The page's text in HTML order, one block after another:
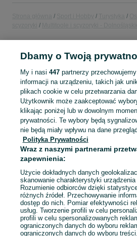
POLSKA » DOLNOŚLĄSKIE » OLEŚNICA
KATEGORIA
Mapa kategorii
Mapa miejscowości
Mapa ministron
Popularne wyszukiwania
Dbamy o Twoją
My i nasi 447partnerzy
informacji na urządzeniu, takich jak
plikach cookie w celu przetwarzania
Użytkownik może zaakceptować
klikając poniżej lub w dowolnym
prywatności. Te wybory będą
nie będą miały wpływu na dane
Polityka Prywatności
Wraz z naszymi partnerami
zapewnienia:
Użycie dokładnych danych
skanowanie charakterystyki
Rozumienie odbiorców dzięki
różnych źródeł. Przechowywanie
dostęp do nich. Pomiar efektywności
usług. Tworzenie profili w celu
profili w celu spersonalizowanych
ograniczonych danych do wyboru
ograniczonych danych do wyboru